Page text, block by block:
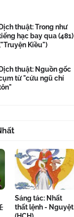
Dịch thuật: Trong như
hạc bay qua (481)
Kiều")
Dịch thuật: Nguồn gốc
từ "cửu ngũ chí
Sáng tác: Nhất
thất lệnh - Nguyệt